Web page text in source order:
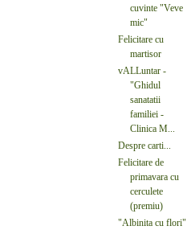
cuvinte "Veve
mic"
Felicitare cu
martisor
vALLuntar -
"Ghidul
sanatatii
familiei -
Clinica M...
Despre carti...
Felicitare de
primavara cu
cerculete
(premiu)
"Albinita cu flori"